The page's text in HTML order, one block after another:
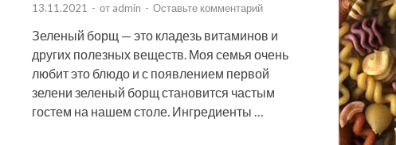
13.11.2021 - от admin - Оставьте комментарий
Зеленый борщ — это кладезь витаминов и
других полезных веществ. Моя семья очень
любит это блюдо и с появлением первой
зелени зеленый борщ становится частым
гостем на нашем столе. Ингредиенты …